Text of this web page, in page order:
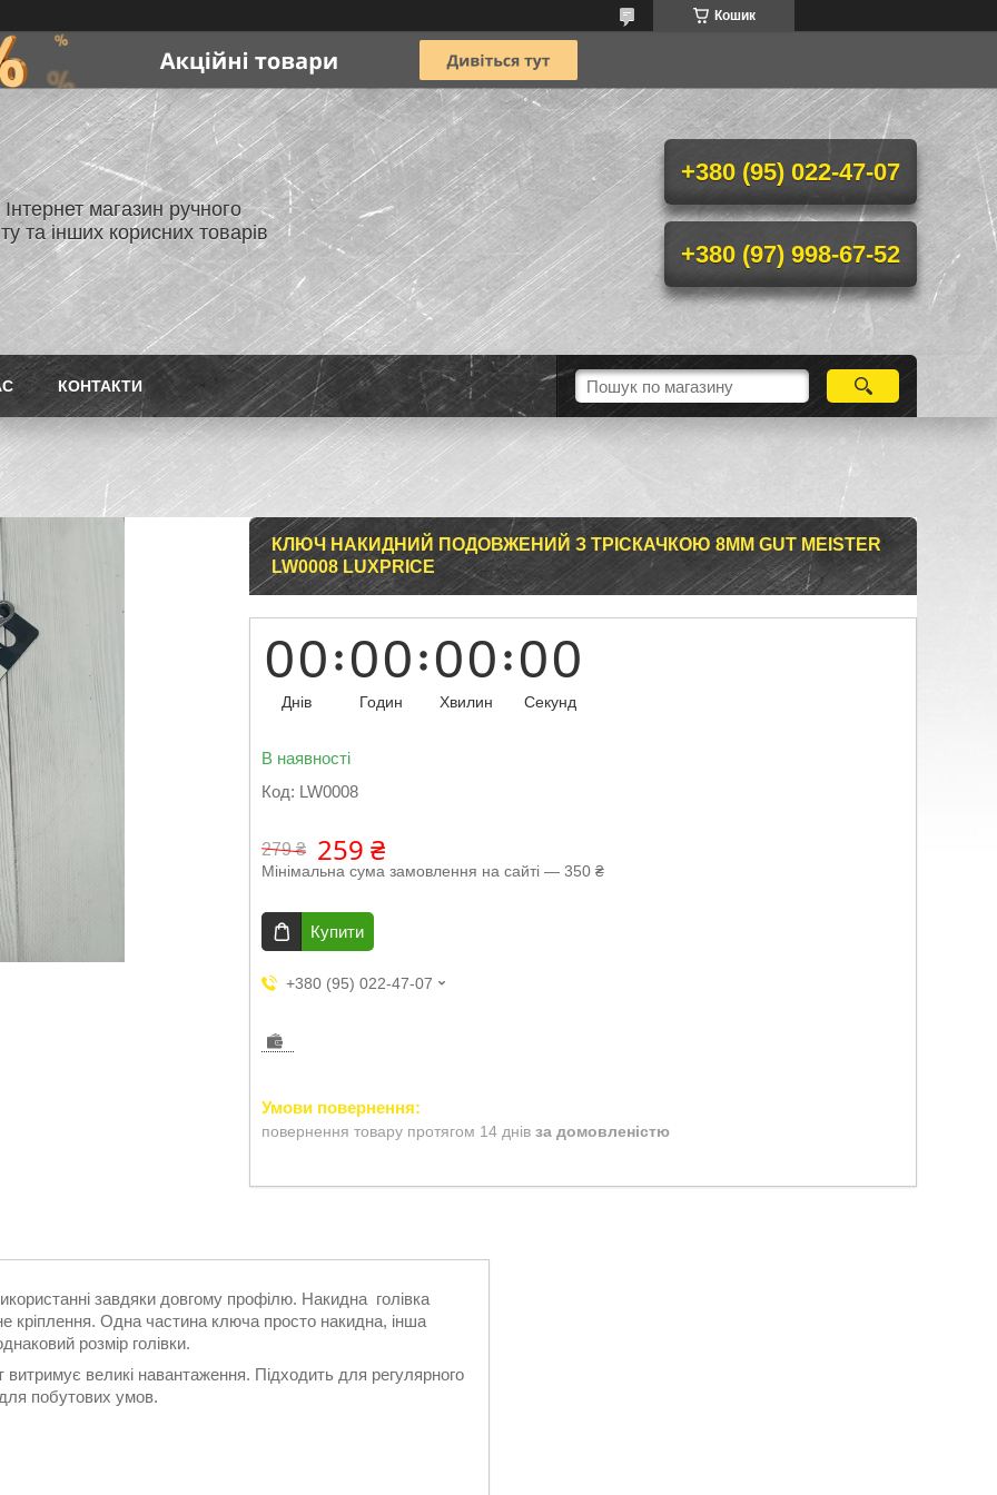
Кошик
магазин ручного
та інших корисних товарів
+380 (95) 022-47-07
+380 (97) 998-67-52
КОНТАКТИ
КЛЮЧ НАКИДНИЙ ПОДОВЖЕНИЙ З ТРІСКАЧКОЮ 8ММ GUT MEISTER
LW0008 LUXPRICE
00
Днів
00
Годин
00
Хвилин
00
Секунд
В наявності
Код: LW0008
279 ₴ 259 ₴
Мінімальна сума замовлення на сайті — 350 ₴
Купити
+380 (95) 022-47-07
повернення товару протягом 14 днів за домовленістю
завдяки довгому профілю. Накидна голівка
кріплення. Одна частина ключа просто накидна, інша
розмір голівки.
витримує великі навантаження. Підходить для регулярного
побутових умов.